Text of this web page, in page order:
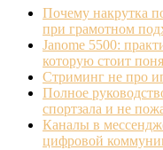
Почему накрутка
при грамотном
Janome 5500:
которую стоит
Стриминг не про
Полное
спортзала и не
Каналы в
цифровой